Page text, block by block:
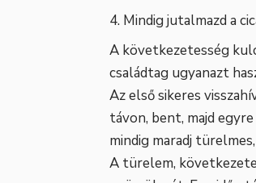
Mindig jutalmazd a
A következetesség
családtag ugyanazt
Az első sikeres
távon, bent, majd
mindig maradj
A türelem,